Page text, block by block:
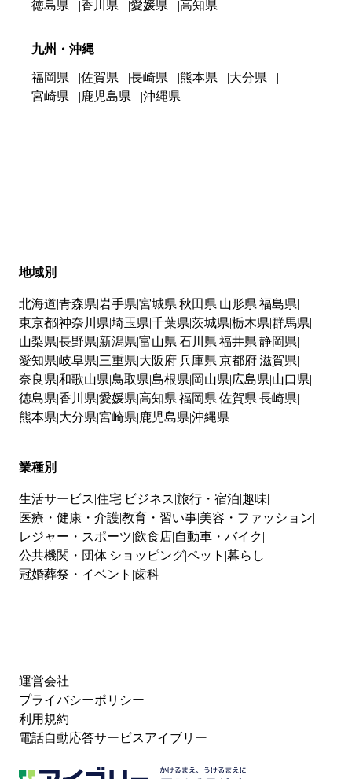
徳島県
香川県 愛媛県 高知県
九州・沖縄
福岡県 佐賀県 長崎県 熊本県
大分県
宮崎県
鹿児島県 沖縄県
地域別
北海道 青森県 岩手県 宮城県 秋田県 山形県 福島県
東京都神奈川県 埼玉県 千葉県 茨城県 栃木県 群馬県
山梨県 長野県 新潟県 富山県 石川県 福井県 静岡県
愛知県 岐阜県 三重県 大阪府兵庫県 京都府滋賀県
奈良県 和歌山県 鳥取県 島根県 岡山県 広島県 山口県
徳島県 香川県 愛媛県 高知県 福岡県 佐賀県 長崎県
熊本県 大分県 宮崎県 鹿児島県 沖縄県
業種別
生活サービス 住宅 ビジネス 旅行・宿泊 趣味
医療・健康・介護教育・習い事 美容・ファッション
レジャー・スポーツ 飲食店 自動車・バイク
公共機関・団体 ショッピングペット 暮らし
冠婚葬祭・イベント 歯科
運営会社
プライバシーポリシー
利用規約
電話自動応答サービスアイブリー